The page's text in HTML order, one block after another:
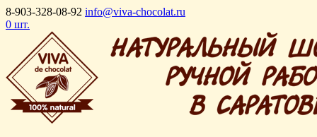
8-903-328-08-92 info@viva-chocolat.ru
0 шт.